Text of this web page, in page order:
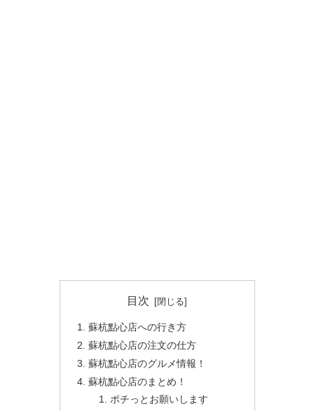
目次
蘇杭點心店への行き方
蘇杭點心店の注文の仕方
蘇杭點心店のグルメ情報！
蘇杭點心店のまとめ！
ポチっとお願いします